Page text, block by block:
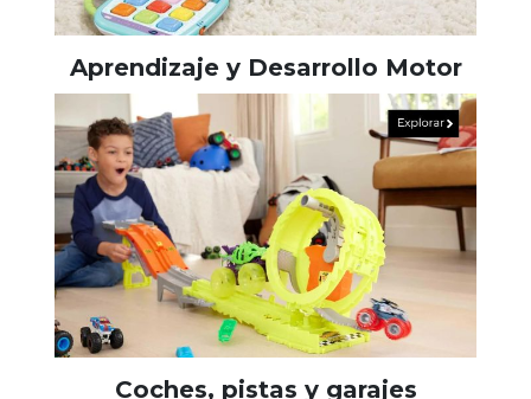
Aprendizaje y Desarrollo Motor
Coches, pistas y garajes